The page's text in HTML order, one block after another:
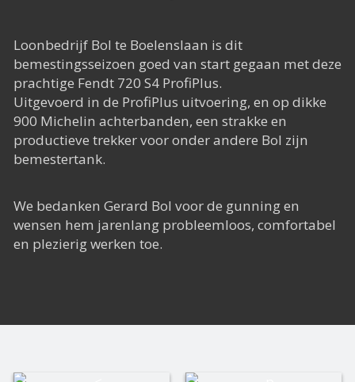
Het Rapide succes
Het digitale tijdperk
De toekomst
Loonbedrijf Bol te Boelenslaan is dit
bemestingsseizoen goed van start gegaan met deze
prachtige Fendt 720 S4 ProfiPlus.
Uitgevoerd in de ProfiPlus uitvoering, en op dikke
900 Michelin achterbanden, een strakke en
productieve trekker voor onder andere Bol zijn
bemestertank.
We bedanken Gerard Bol voor de gunning en
wensen hem jarenlang probleemloos, comfortabel
en plezierig werken toe.